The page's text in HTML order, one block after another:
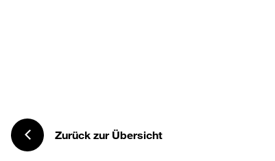
Zurück zur Übersicht